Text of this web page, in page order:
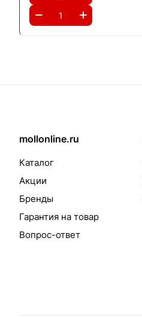
mollonline.ru
Каталог
Акции
Бренды
Гарантия на товар
Вопрос-ответ